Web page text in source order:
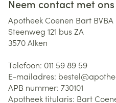
Neem contact met
Apotheek Coenen Bart BVBA
Steenweg 121 bus ZA
3570Alken
Telefoon: 011 59 89 59
E-mailadres: bestel@
APB nummer: 730101
Apotheek titularis: Bart